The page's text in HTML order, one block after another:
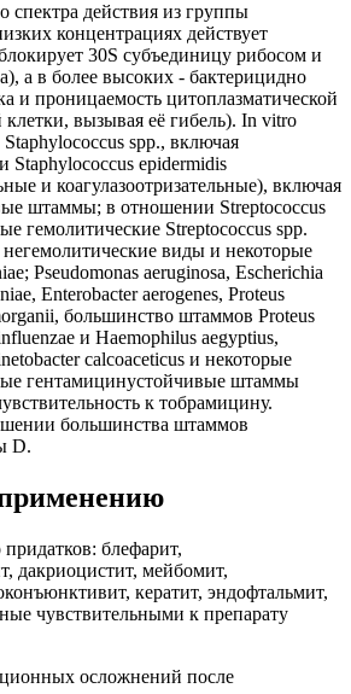
спектра действия из группы
концентрациях действует
30S субъединицу рибосом и
а в более высоких - бактерицидно
и проницаемость цитоплазматической
вызывая её гибель). In vitro
spp., включая
Staphylococcus epidermidis
и коагулазоотризательные), включая
штаммы; в отношении Streptococcus
гемолитические Streptococcus spp.
виды и некоторые
Pseudomonas aeruginosa, Escherichia
Enterobacter aerogenes, Proteus
большинство штаммов Proteus
и Haemophilus aegyptius,
calcoaceticus и некоторые
гентамицинустойчивые штаммы
к тобрамицину.
большинства штаммов
D.
блефарит,
дакриоцистит, мейбомит,
кератит, эндофтальмит,
чувствительными к препарату
осложнений после